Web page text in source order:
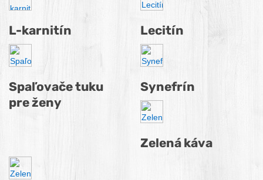
L-karnitín Lecitín
Spaľovače tuku
pre ženy
Synefrín
Zelená káva